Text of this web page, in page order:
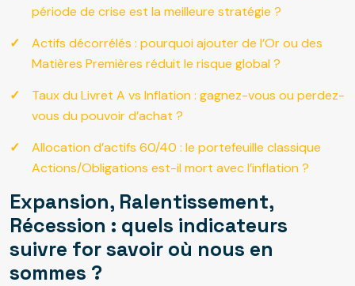
période de crise est la meilleure stratégie ?
Actifs décorrélés : pourquoi ajouter de l’Or ou des
Matières Premières réduit le risque global ?
Taux du Livret A vs Inflation : gagnez-vous ou perdez-
vous du pouvoir d’achat ?
Allocation d’actifs 60/40 : le portefeuille classique
Actions/Obligations est-il mort avec l’inflation ?
Expansion, Ralentissement,
Récession : quels indicateurs
suivre for savoir où nous en
sommes ?